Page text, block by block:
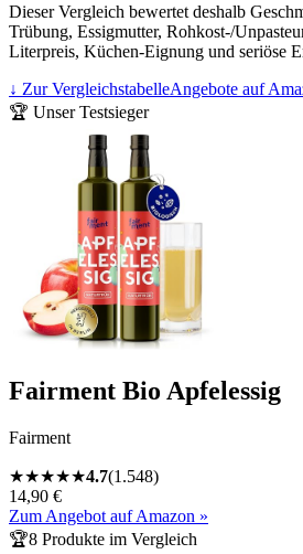
Dieser Vergleich bewertet deshalb
Trübung, Essigmutter, Rohkost-/
Literpreis, Küchen-Eignung und seriöse
↓ Zur VergleichstabelleAngebote auf
🏆 Unser Testsieger
Fairment Bio Apfelessig
Fairment
★★★★★4.7(1.548)
14,90 €
Zum Angebot auf Amazon »
🏆8 Produkte im Vergleich